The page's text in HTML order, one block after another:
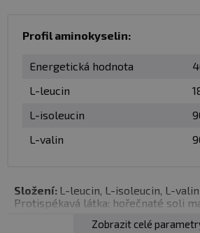
Dávka:2 tablety
Počet dávek v balení:75
Upozornění:
Doplněk stravy.
dětí! Není vhodné pro děti, těhotné
Skladujte v suchu a při teplotě do 25
přímému slunečnímu záření.
Profil aminokyselin:
Energetická hodnota
L-leucin
L-isoleucin
L-valin
Složení: L-leucin, L-isoleucin, L-
Protispékavá látka: hořečnaté soli
Zobrazit celé